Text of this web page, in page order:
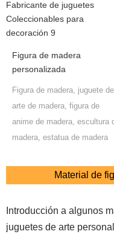
Figura de madera
personalizada
Figura de madera, juguete de
arte de madera, figura de
anime de madera, escultura
madera, estatua de madera
Material de
Introducción a algunos
juguetes de arte